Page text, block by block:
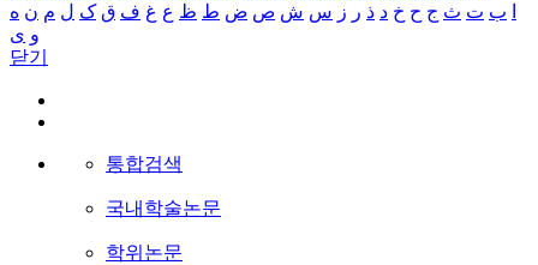
ب ت ث ج ح خ د ذ ر ز س ش ص ض ط ظ ع غ ف ق ک ل م ن ه
و ی
닫기
통합검색
국내학술논문
학위논문